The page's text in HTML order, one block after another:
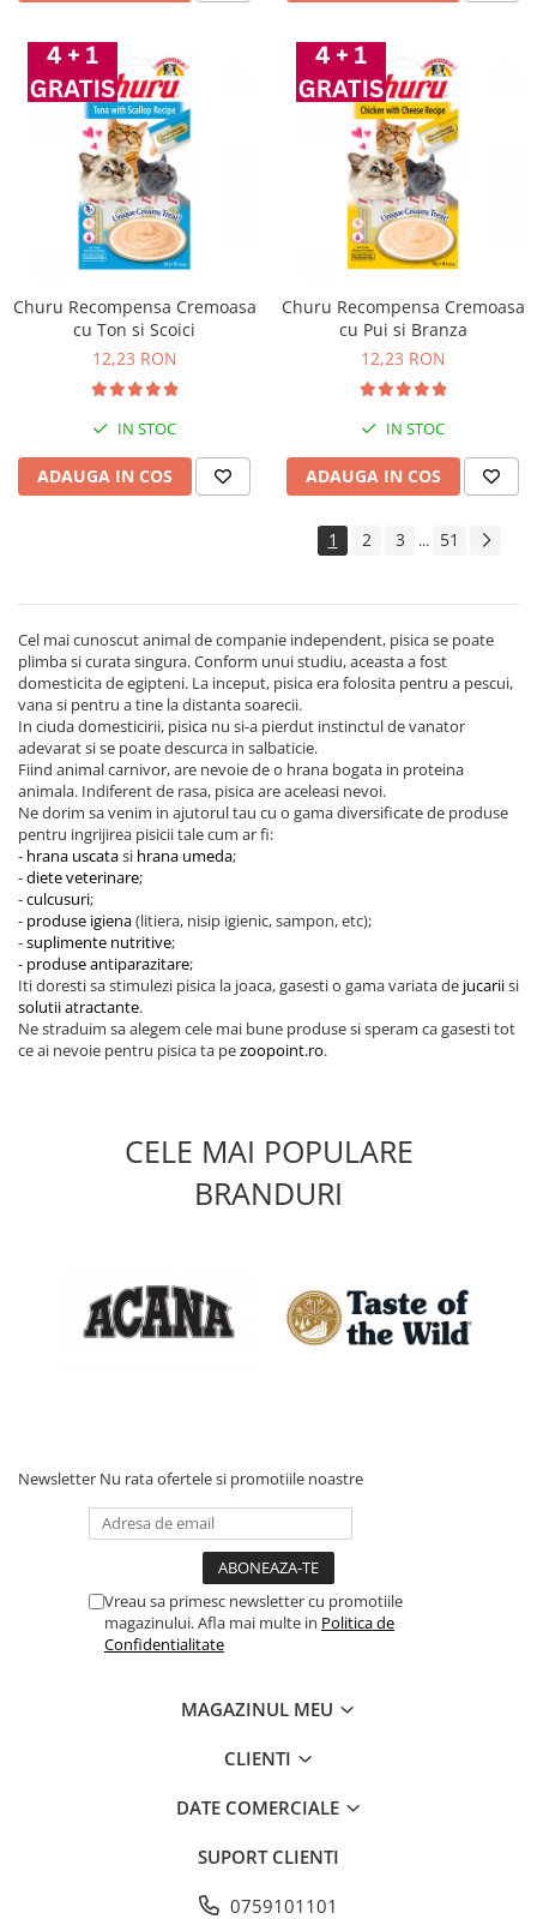
Churu Recompensa Cremoasa
cu Ton si Scoici
12,23 RON
IN STOC
ADAUGA IN COS
Churu Recompensa Cremoasa
cu Pui si Branza
12,23 RON
IN STOC
ADAUGA IN COS
1 2 3 ... 51
Cel mai cunoscut animal de companie independent, pisica se poate
plimba si curata singura. Conform unui studiu, aceasta a fost
domesticita de egipteni. La inceput, pisica era folosita pentru a pescui,
vana si pentru a tine la distanta soarecii.
In ciuda domesticirii, pisica nu si-a pierdut instinctul de vanator
adevarat si se poate descurca in salbaticie.
Fiind animal carnivor, are nevoie de o hrana bogata in proteina
animala. Indiferent de rasa, pisica are aceleasi nevoi.
Ne dorim sa venim in ajutorul tau cu o gama diversificate de produse
pentru ingrijirea pisicii tale cum ar fi:
- hrana uscatasi hrana umeda;
-diete veterinare;
-culcusuri;
- produse igiena(litiera, nisip igienic, sampon, etc);
-suplimente nutritive;
- produse antiparazitare;
Iti doresti sa stimulezi pisica la joaca, gasesti o gama variata de jucariisi
solutii atractante.
Ne straduim sa alegem cele mai bune produse si speram ca gasesti tot
ce ai nevoie pentru pisica ta pezoopoint.ro.
CELE MAI POPULARE
BRANDURI
Newsletter Nu rata ofertele si promotiile noastre
Vreau sa primesc newsletter cu promotiile
magazinului. Afla mai multe in Politica de
Confidentialitate
MAGAZINUL MEU
CLIENTI
DATE COMERCIALE
SUPORT CLIENTI
0759101101